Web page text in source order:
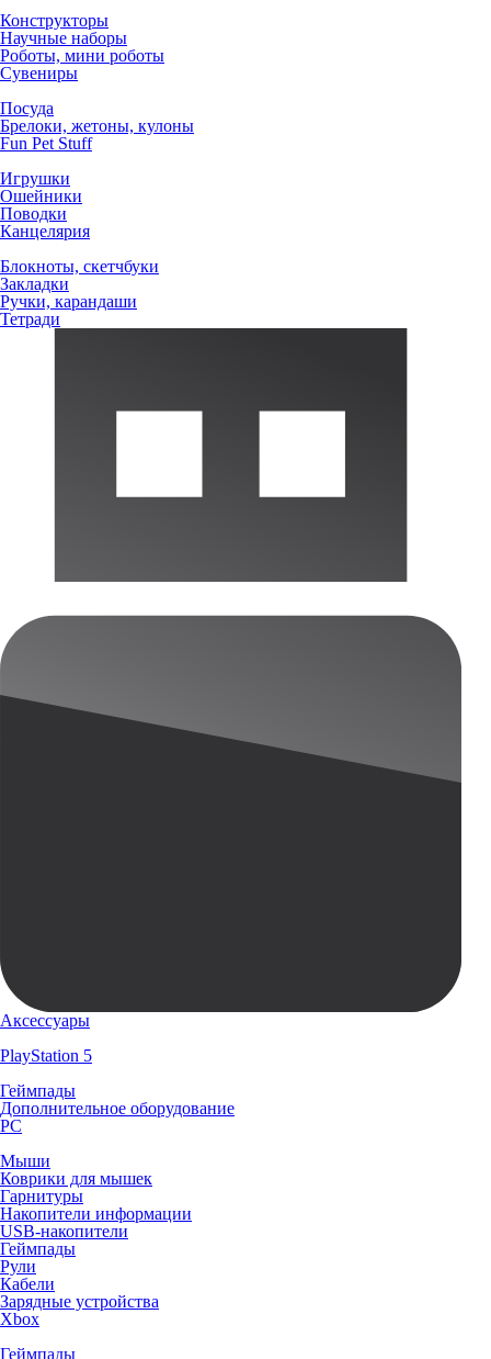
Конструкторы
Научные наборы
Роботы, мини роботы
Сувениры
Посуда
Брелоки, жетоны, кулоны
Fun Pet Stuff
Игрушки
Ошейники
Поводки
Канцелярия
Блокноты, скетчбуки
Закладки
Ручки, карандаши
Тетради
Аксессуары
PlayStation 5
Геймпады
Дополнительное оборудование
PC
Мыши
Коврики для мышек
Гарнитуры
Накопители информации
USB-накопители
Геймпады
Рули
Кабели
Зарядные устройства
Xbox
Геймпады